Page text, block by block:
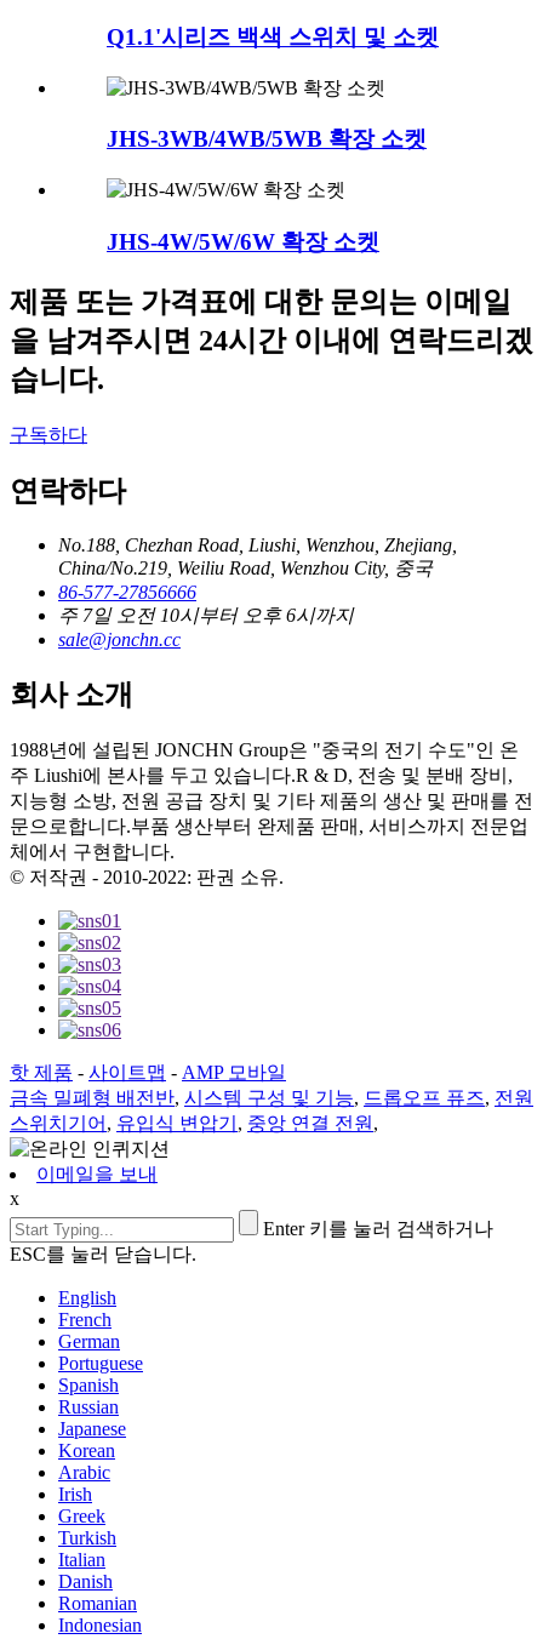
Q1.1'시리즈 백색 스위치 및 소켓
JHS-3WB/4WB/5WB 확장 소켓
JHS-4W/5W/6W 확장 소켓
제품 또는 가격표에 대한 문의는 이메일
을 남겨주시면 24시간 이내에 연락드리겠
습니다.
구독하다
연락하다
No.188, Chezhan Road, Liushi, Wenzhou, Zhejiang,
China/No.219, Weiliu Road, Wenzhou City, 중국
86-577-27856666
주 7일 오전 10시부터 오후 6시까지
sale@jonchn.cc
회사 소개
1988년에 설립된 JONCHN Group은 "중국의 전기 수도"인 온
주 Liushi에 본사를 두고 있습니다.R & D, 전송 및 분배 장비,
지능형 소방, 전원 공급 장치 및 기타 제품의 생산 및 판매를 전
문으로합니다.부품 생산부터 완제품 판매, 서비스까지 전문업
체에서 구현합니다.
© 저작권 - 2010-2022: 판권 소유.
핫 제품 - 사이트맵 - AMP 모바일
금속 밀폐형 배전반, 시스템 구성 및 기능, 드롭오프 퓨즈, 전원
스위치기어 , 유입식 변압기 , 중앙 연결 전원 ,
이메일을 보내
x
Enter 키를 눌러 검색하거나
ESC를 눌러 닫습니다.
English
French
German
Portuguese
Spanish
Russian
Japanese
Korean
Arabic
Irish
Greek
Turkish
Italian
Danish
Romanian
Indonesian